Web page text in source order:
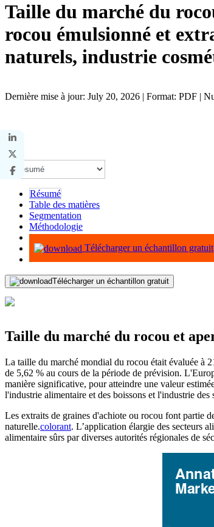
Taille du marché du
rocou émulsionné et
naturels, industrie
Dernière mise à jour: July 20, 2026 | Format: PDF |
Résumé
Table des matières
Segmentation
Méthodologie
Infographie
Télécharger un échantillon gratuit
Télécharger un échantillon gratuit
Taille du marché du rocou et
La taille du marché mondial du rocou était évaluée à
de 5,62 % au cours de la période de prévision.
manière significative, pour atteindre une valeur
l'industrie alimentaire et des boissons et l'industrie des
Les extraits de graines d'achiote ou rocou font partie
naturelle.colorant. L’application élargie des secteurs
alimentaire sûrs par diverses autorités régionales de